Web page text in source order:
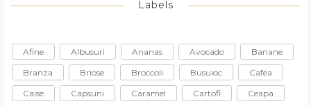
Labels
Afine Albusuri Ananas Avocado
Banane
Branza
Briose Broccoli Busuioc
Cafea
Caise
Capsuni Caramel Cartofi
Ceapa